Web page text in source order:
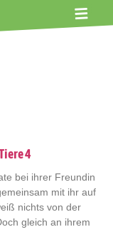
4
bei ihrer Freundin
mit ihr auf
nichts von der
gleich an ihrem